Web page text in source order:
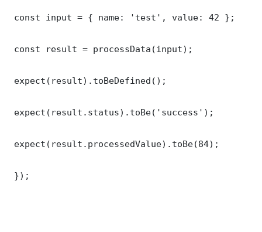
const input = { name: 'test', value: 42 };
const result = processData(input);
expect(result).toBeDefined();
expect(result.status).toBe('success');
expect(result.processedValue).toBe(84);
});